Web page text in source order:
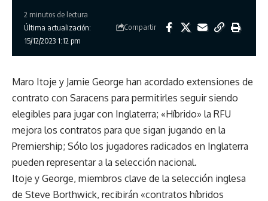
Última actualización:
15/12/2023 1:12 pm
2 minutos de lectura
Compartir
Maro Itoje y Jamie George han acordado extensiones de
contrato con Saracens para permitirles seguir siendo
elegibles para jugar con Inglaterra; «Híbrido» la RFU
mejora los contratos para que sigan jugando en la
Premiership; Sólo los jugadores radicados en Inglaterra
pueden representar a la selección nacional.
Itoje y George, miembros clave de la selección inglesa
de Steve Borthwick, recibirán «contratos híbridos